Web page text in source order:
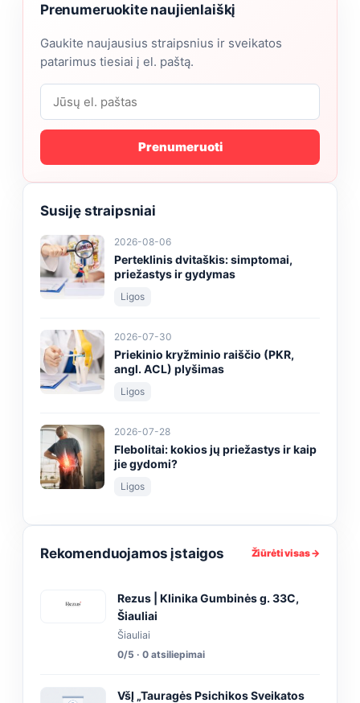
Prenumeruokite naujienlaiškį
Gaukite naujausius straipsnius ir sveikatos
patarimus tiesiai į el. paštą.
Prenumeruoti
Susiję straipsniai
2026-08-06
Perteklinis dvitaškis: simptomai,
priežastys ir gydymas
Ligos
2026-07-30
Priekinio kryžminio raiščio (PKR,
angl. ACL) plyšimas
Ligos
2026-07-28
Flebolitai: kokios jų priežastys ir kaip
jie gydomi?
Ligos
Rekomenduojamos įstaigos Žiūrėti visas →
Rezus | Klinika Gumbinės g. 33C,
Šiauliai
Šiauliai
0/5 · 0 atsiliepimai
VšĮ „Tauragės Psichikos Sveikatos